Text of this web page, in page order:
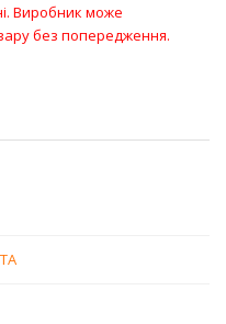
Виробник може
без попередження.